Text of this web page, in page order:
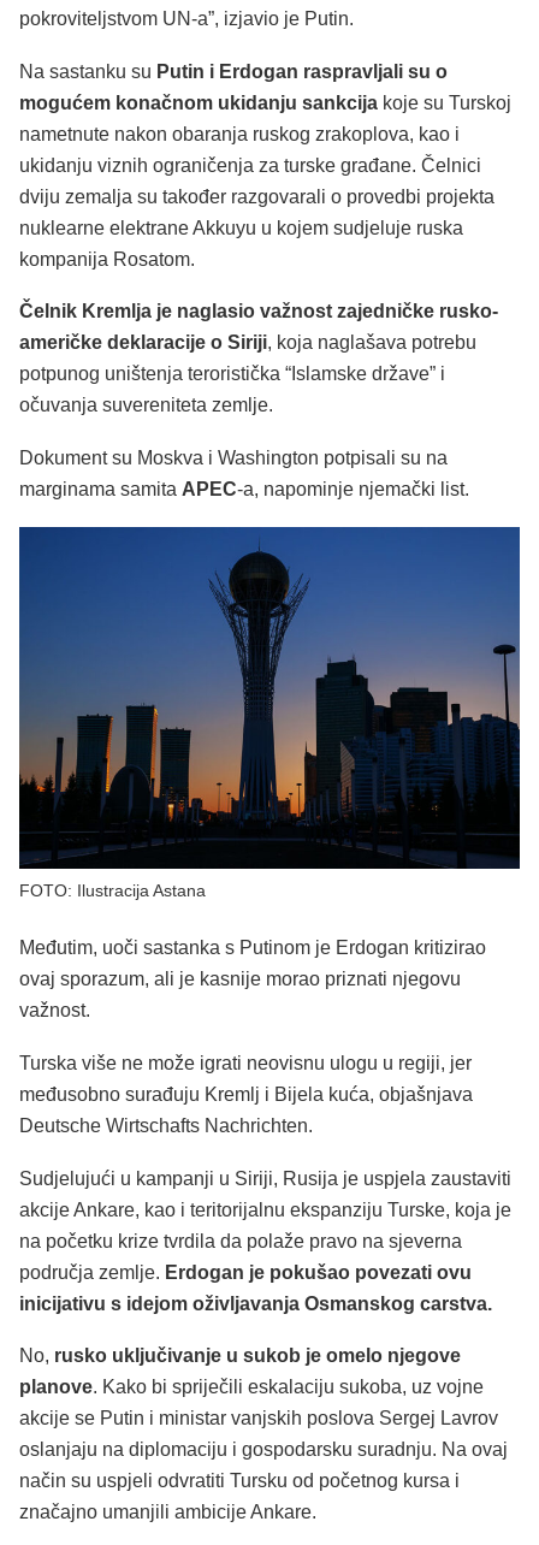
pokroviteljstvom UN-a”, izjavio je Putin.
Na sastanku su Putin i Erdogan raspravljali su o
mogućem konačnom ukidanju sankcija koje su Turskoj
nametnute nakon obaranja ruskog zrakoplova, kao i
ukidanju viznih ograničenja za turske građane. Čelnici
dviju zemalja su također razgovarali o provedbi projekta
nuklearne elektrane Akkuyu u kojem sudjeluje ruska
kompanija Rosatom.
Čelnik Kremlja je naglasio važnost zajedničke rusko-
američke deklaracije o Siriji, koja naglašava potrebu
potpunog uništenja teroristička “Islamske države” i
očuvanja suvereniteta zemlje.
Dokument su Moskva i Washington potpisali su na
marginama samita APEC-a, napominje njemački list.
FOTO: Ilustracija Astana
Međutim, uoči sastanka s Putinom je Erdogan kritizirao
ovaj sporazum, ali je kasnije morao priznati njegovu
važnost.
Turska više ne može igrati neovisnu ulogu u regiji, jer
međusobno surađuju Kremlj i Bijela kuća, objašnjava
Deutsche Wirtschafts Nachrichten.
Sudjelujući u kampanji u Siriji, Rusija je uspjela zaustaviti
akcije Ankare, kao i teritorijalnu ekspanziju Turske, koja je
na početku krize tvrdila da polaže pravo na sjeverna
područja zemlje. Erdogan je pokušao povezati ovu
inicijativu s idejom oživljavanja Osmanskog carstva.
No, rusko uključivanje u sukob je omelo njegove
planove. Kako bi spriječili eskalaciju sukoba, uz vojne
akcije se Putin i ministar vanjskih poslova Sergej Lavrov
oslanjaju na diplomaciju i gospodarsku suradnju. Na ovaj
način su uspjeli odvratiti Tursku od početnog kursa i
značajno umanjili ambicije Ankare.